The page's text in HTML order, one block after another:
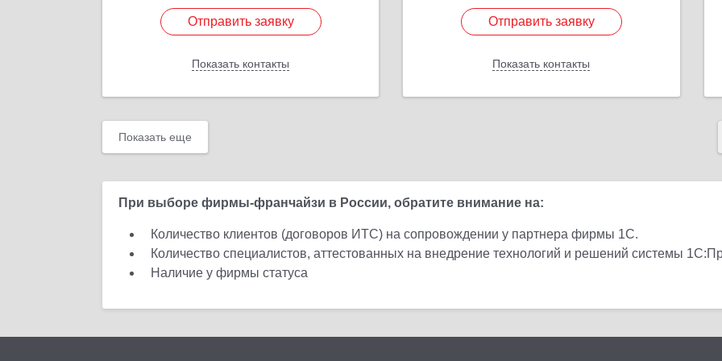
Отправить заявку
Показать контакты
Отправить заявку
Назад
Отправить заявку
Показать контакты
Отправить заявку
Назад
Показать еще
При выборе фирмы-франчайзи в России, обратите внимание на:
Количество клиентов (договоров ИТС) на сопровождении у партнера фирмы 1С.
Количество специалистов, аттестованных на внедрение технологий и решений системы
Наличие у фирмы статуса